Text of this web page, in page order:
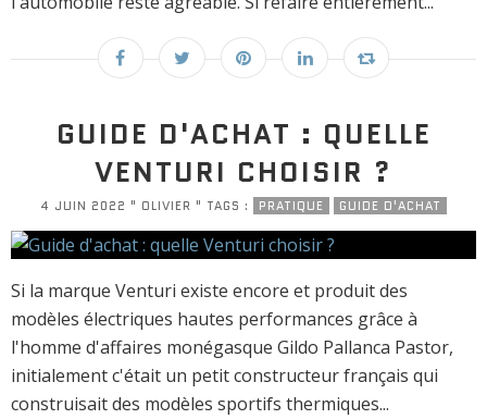
GUIDE D'ACHAT : QUELLE
VENTURI CHOISIR ?
4 JUIN 2022 " OLIVIER " TAGS : PRATIQUE GUIDE D'ACHAT
Si la marque Venturi existe encore et produit des
modèles électriques hautes performances grâce à
l'homme d'affaires monégasque Gildo Pallanca Pastor,
initialement c'était un petit constructeur français qui
construisait des modèles sportifs thermiques...